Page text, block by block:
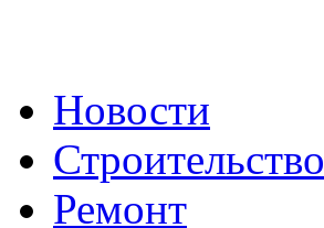
Новости
Строительство
Ремонт